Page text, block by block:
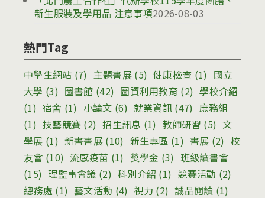
新生服裝及學用品 注意事項2026-08-03
熱門Tag
中學生網站 (7) 主題書展(5) 健康檢查 (1) 國立
大學 (3) 圖書館 (42) 圖資利用教育 (2) 學校介紹
(1) 宿舍 (1) 小論文 (6) 就業資訊 (47) 庶務組
(1) 技藝競賽 (2) 招生訊息 (1) 教師研習 (5) 文
學展 (1) 新書書展 (10) 新生專區 (1) 書展 (2) 校
友會 (10) 流感疫苗 (1) 獎學金 (3) 班級讀書會
(15) 理監事會議 (2) 科別介紹 (1) 競賽活動 (2)
總務處 (1) 藝文活動 (4) 視力 (2) 誠品閱讀 (1)